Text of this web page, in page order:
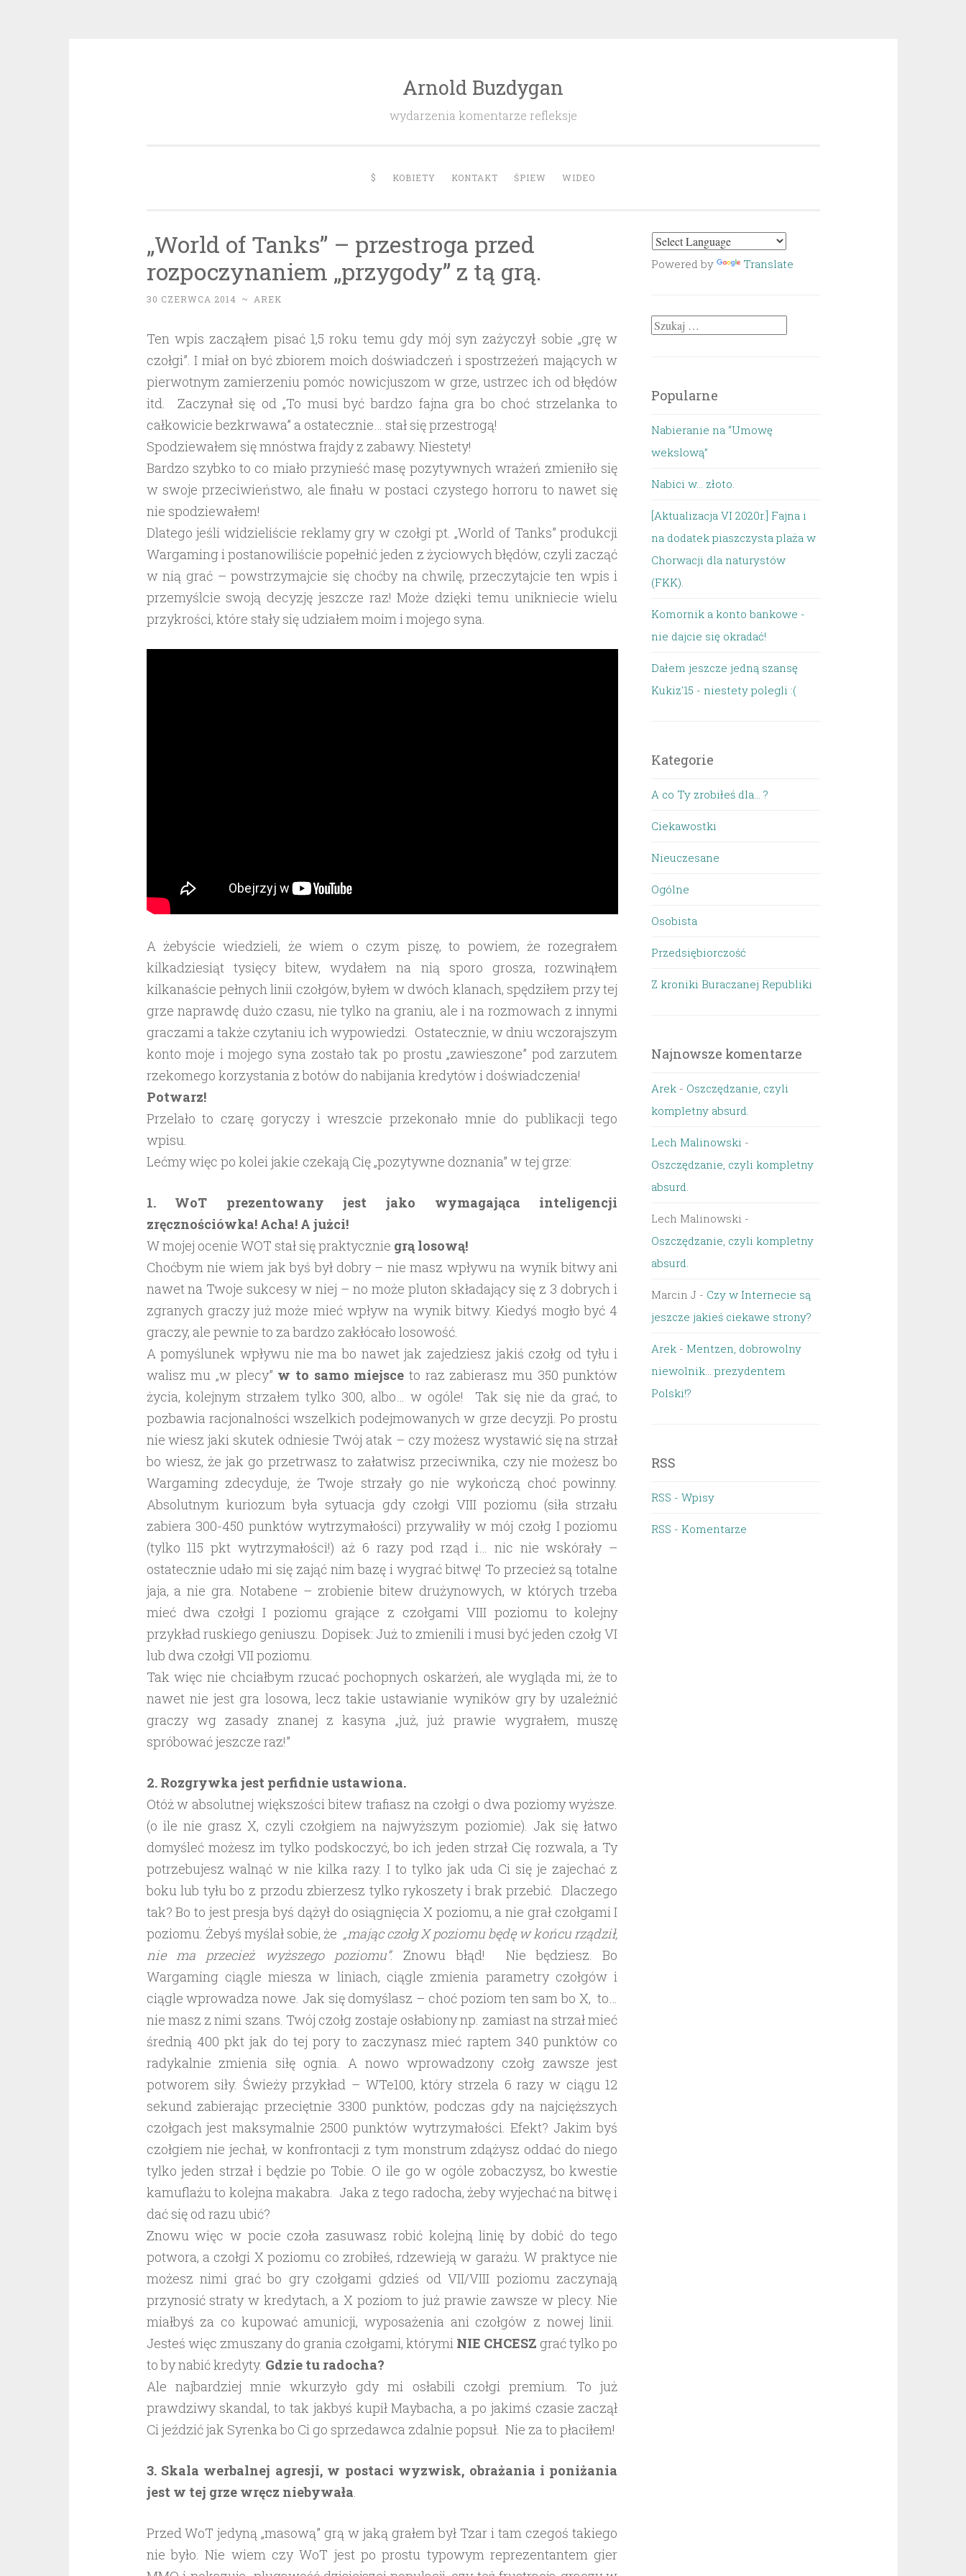
Arnold Buzdygan
wydarzenia komentarze refleksje
$ KOBIETY KONTAKT ŚPIEW WIDEO
„World of Tanks” – przestroga przed
rozpoczynaniem „przygody” z tą grą.
30 CZERWCA 2014 ~ AREK
Ten wpis zacząłem pisać 1,5 roku temu gdy mój syn zażyczył sobie „grę w
czołgi”. I miał on być zbiorem moich doświadczeń i spostrzeżeń mających w
pierwotnym zamierzeniu pomóc nowicjuszom w grze, ustrzec ich od błędów
itd. Zaczynał się od „To musi być bardzo fajna gra bo choć strzelanka to
całkowicie bezkrwawa” a ostatecznie… stał się przestrogą!
Spodziewałem się mnóstwa frajdy z zabawy. Niestety!
Bardzo szybko to co miało przynieść masę pozytywnych wrażeń zmieniło się
w swoje przeciwieństwo, ale finału w postaci czystego horroru to nawet się
nie spodziewałem!
Dlatego jeśli widzieliście reklamy gry w czołgi pt. „World of Tanks” produkcji
Wargaming i postanowiliście popełnić jeden z życiowych błędów, czyli zacząć
w nią grać – powstrzymajcie się choćby na chwilę, przeczytajcie ten wpis i
przemyślcie swoją decyzję jeszcze raz! Może dzięki temu unikniecie wielu
przykrości, które stały się udziałem moim i mojego syna.
A żebyście wiedzieli, że wiem o czym piszę, to powiem, że rozegrałem
kilkadziesiąt tysięcy bitew, wydałem na nią sporo grosza, rozwinąłem
kilkanaście pełnych linii czołgów, byłem w dwóch klanach, spędziłem przy tej
grze naprawdę dużo czasu, nie tylko na graniu, ale i na rozmowach z innymi
graczami a także czytaniu ich wypowiedzi. Ostatecznie, w dniu wczorajszym
konto moje i mojego syna zostało tak po prostu „zawieszone” pod zarzutem
rzekomego korzystania z botów do nabijania kredytów i doświadczenia!
Potwarz!
Przelało to czarę goryczy i wreszcie przekonało mnie do publikacji tego
wpisu.
Lećmy więc po kolei jakie czekają Cię „pozytywne doznania” w tej grze:
1. WoT prezentowany jest jako wymagająca inteligencji
zręcznościówka! Acha! A jużci!
W mojej ocenie WOT stał się praktycznie grą losową!
Choćbym nie wiem jak byś był dobry – nie masz wpływu na wynik bitwy ani
nawet na Twoje sukcesy w niej – no może pluton składający się z 3 dobrych i
zgranych graczy już może mieć wpływ na wynik bitwy. Kiedyś mogło być 4
graczy, ale pewnie to za bardzo zakłócało losowość.
A pomyślunek wpływu nie ma bo nawet jak zajedziesz jakiś czołg od tyłu i
walisz mu „w plecy” w to samo miejsce to raz zabierasz mu 350 punktów
życia, kolejnym strzałem tylko 300, albo… w ogóle! Tak się nie da grać, to
pozbawia racjonalności wszelkich podejmowanych w grze decyzji. Po prostu
nie wiesz jaki skutek odniesie Twój atak – czy możesz wystawić się na strzał
bo wiesz, że jak go przetrwasz to załatwisz przeciwnika, czy nie możesz bo
Wargaming zdecyduje, że Twoje strzały go nie wykończą choć powinny.
Absolutnym kuriozum była sytuacja gdy czołgi VIII poziomu (siła strzału
zabiera 300-450 punktów wytrzymałości) przywaliły w mój czołg I poziomu
(tylko 115 pkt wytrzymałości!) aż 6 razy pod rząd i… nic nie wskórały –
ostatecznie udało mi się zająć nim bazę i wygrać bitwę! To przecież są totalne
jaja, a nie gra. Notabene – zrobienie bitew drużynowych, w których trzeba
mieć dwa czołgi I poziomu grające z czołgami VIII poziomu to kolejny
przykład ruskiego geniuszu. Dopisek: Już to zmienili i musi być jeden czołg VI
lub dwa czołgi VII poziomu.
Tak więc nie chciałbym rzucać pochopnych oskarżeń, ale wygląda mi, że to
nawet nie jest gra losowa, lecz takie ustawianie wyników gry by uzależnić
graczy wg zasady znanej z kasyna „już, już prawie wygrałem, muszę
spróbować jeszcze raz!”
2. Rozgrywka jest perfidnie ustawiona.
Otóż w absolutnej większości bitew trafiasz na czołgi o dwa poziomy wyższe.
(o ile nie grasz X, czyli czołgiem na najwyższym poziomie). Jak się łatwo
domyśleć możesz im tylko podskoczyć, bo ich jeden strzał Cię rozwala, a Ty
potrzebujesz walnąć w nie kilka razy. I to tylko jak uda Ci się je zajechać z
boku lub tyłu bo z przodu zbierzesz tylko rykoszety i brak przebić. Dlaczego
tak? Bo to jest presja byś dążył do osiągnięcia X poziomu, a nie grał czołgami I
poziomu. Żebyś myślał sobie, że „mając czołg X poziomu będę w końcu rządził,
nie ma przecież wyższego poziomu”. Znowu błąd! Nie będziesz. Bo
Wargaming ciągle miesza w liniach, ciągle zmienia parametry czołgów i
ciągle wprowadza nowe. Jak się domyślasz – choć poziom ten sam bo X, to…
nie masz z nimi szans. Twój czołg zostaje osłabiony np. zamiast na strzał mieć
średnią 400 pkt jak do tej pory to zaczynasz mieć raptem 340 punktów co
radykalnie zmienia siłę ognia. A nowo wprowadzony czołg zawsze jest
potworem siły. Świeży przykład – WTe100, który strzela 6 razy w ciągu 12
sekund zabierając przeciętnie 3300 punktów, podczas gdy na najcięższych
czołgach jest maksymalnie 2500 punktów wytrzymałości. Efekt? Jakim byś
czołgiem nie jechał, w konfrontacji z tym monstrum zdążysz oddać do niego
tylko jeden strzał i będzie po Tobie. O ile go w ogóle zobaczysz, bo kwestie
kamuflażu to kolejna makabra. Jaka z tego radocha, żeby wyjechać na bitwę i
dać się od razu ubić?
Znowu więc w pocie czoła zasuwasz robić kolejną linię by dobić do tego
potwora, a czołgi X poziomu co zrobiłeś, rdzewieją w garażu. W praktyce nie
możesz nimi grać bo gry czołgami gdzieś od VII/VIII poziomu zaczynają
przynosić straty w kredytach, a X poziom to już prawie zawsze w plecy. Nie
miałbyś za co kupować amunicji, wyposażenia ani czołgów z nowej linii.
Jesteś więc zmuszany do grania czołgami, którymi NIE CHCESZ grać tylko po
to by nabić kredyty. Gdzie tu radocha?
Ale najbardziej mnie wkurzyło gdy mi osłabili czołgi premium. To już
prawdziwy skandal, to tak jakbyś kupił Maybacha, a po jakimś czasie zaczął
Ci jeździć jak Syrenka bo Ci go sprzedawca zdalnie popsuł. Nie za to płaciłem!
3. Skala werbalnej agresji, w postaci wyzwisk, obrażania i poniżania
jest w tej grze wręcz niebywała
Przed WoT jedyną „masową” grą w jaką grałem był Tzar i tam czegoś takiego
nie było. Nie wiem czy WoT jest po prostu typowym reprezentantem gier
Powered by Translate
Szukaj:
Popularne
Nabieranie na “Umowę
wekslową”
Nabici w... złoto.
[Aktualizacja VI 2020r.] Fajna i
na dodatek piaszczysta plaża w
Chorwacji dla naturystów
(FKK).
Komornik a konto bankowe -
nie dajcie się okradać!
Dałem jeszcze jedną szansę
Kukiz'15 - niestety polegli :(
Kategorie
A co Ty zrobiłeś dla… ?
Ciekawostki
Nieuczesane
Ogólne
Osobista
Przedsiębiorczość
Z kroniki Buraczanej Republiki
Najnowsze komentarze
Arek - Oszczędzanie, czyli
kompletny absurd.
Lech Malinowski -
Oszczędzanie, czyli kompletny
absurd.
Lech Malinowski -
Oszczędzanie, czyli kompletny
absurd.
Marcin J - Czy w Internecie są
jeszcze jakieś ciekawe strony?
Arek - Mentzen, dobrowolny
niewolnik… prezydentem
Polski!?
RSS
RSS - Wpisy
RSS - Komentarze